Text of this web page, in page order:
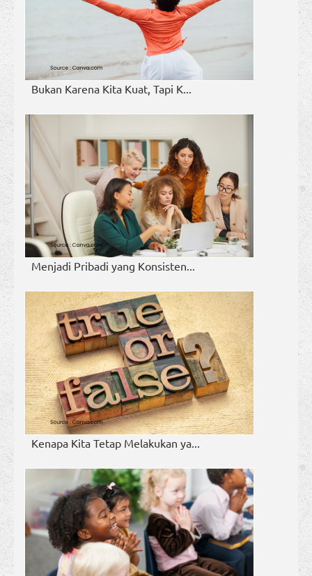
Bukan Karena Kita Kuat, Tapi K...
Menjadi Pribadi yang Konsisten...
Kenapa Kita Tetap Melakukan ya...